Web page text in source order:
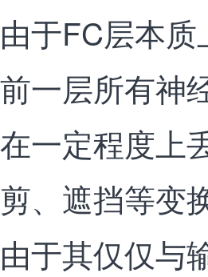
由于FC层本
前一层所有神
在一定程度上
剪、遮挡等变
由于其仅仅与